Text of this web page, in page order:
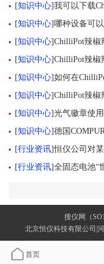
[知识中心]我可以下载
[知识中心] 哪种设备可
[知识中心]ChilliPot辣椒
[知识中心]ChilliPot辣椒
[知识中心]如何在
[知识中心]ChilliPot辣椒
[知识中心]光气徽章使
[知识中心]德国
[行业资讯]恒仪公司对
[行业资讯]全固态电池“
搜仪网（
北京恒仪科技有限公司|
首页